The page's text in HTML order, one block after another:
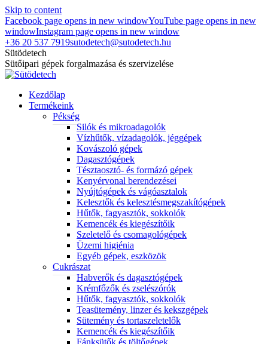
Skip to content
Facebook page opens in new windowYouTube page opens in new
windowInstagram page opens in new window
+36 20 537 7919sutodetech@sutodetech.hu
Sütödetech
Sütőipari gépek forgalmazása és szervizelése
Kezdőlap
Termékeink
Pékség
Silók és mikroadagolók
Vízhűtők, vízadagolók, jéggépek
Kovászoló gépek
Dagasztógépek
Tésztaosztó- és formázó gépek
Kenyérvonal berendezései
Nyújtógépek és vágóasztalok
Kelesztők és kelesztésmegszakítógépek
Hűtők, fagyasztók, sokkolók
Kemencék és kiegészítőik
Szeletelő és csomagológépek
Üzemi higiénia
Egyéb gépek, eszközök
Cukrászat
Habverők és dagasztógépek
Krémfőzők és zselészórók
Hűtők, fagyasztók, sokkolók
Teasütemény, linzer és kekszgépek
Sütemény és tortaszeletelők
Kemencék és kiegészítőik
Fánksütők és töltőgépek